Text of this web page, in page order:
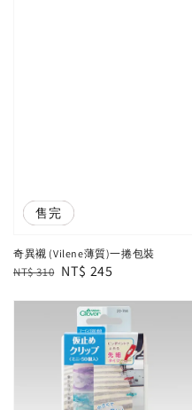
優惠
售完
奇異襯 (Vilene薄質)一捲包裝
Regular
NT$ 310 Sale
NT$ 245